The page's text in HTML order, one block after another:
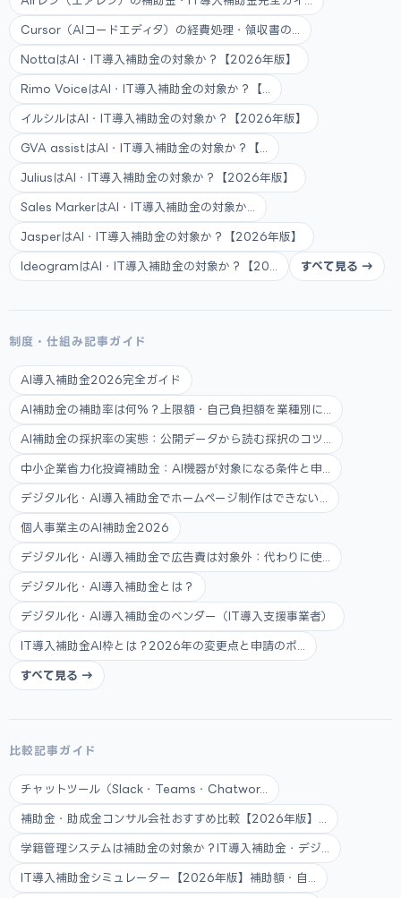
Cursor（AIコードエディタ）の経費処理・領収書の...
NottaはAI・IT導入補助金の対象か？【2026年版】
Rimo VoiceはAI・IT導入補助金の対象か？【...
イルシルはAI・IT導入補助金の対象か？【2026年版】
GVA assistはAI・IT導入補助金の対象か？【...
JuliusはAI・IT導入補助金の対象か？【2026年版】
Sales MarkerはAI・IT導入補助金の対象か...
JasperはAI・IT導入補助金の対象か？【2026年版】
IdeogramはAI・IT導入補助金の対象か？【20... すべて見る →
制度・仕組み記事ガイド
AI導入補助金2026完全ガイド
AI補助金の補助率は何%？上限額・自己負担額を業種別に...
AI補助金の採択率の実態：公開データから読む採択のコツ...
中小企業省力化投資補助金：AI機器が対象になる条件と申...
デジタル化・AI導入補助金でホームページ制作はできない...
個人事業主のAI補助金2026
デジタル化・AI導入補助金で広告費は対象外：代わりに使...
デジタル化・AI導入補助金とは？
デジタル化・AI導入補助金のベンダー（IT導入支援事業者）
IT導入補助金AI枠とは？2026年の変更点と申請のポ...
すべて見る →
比較記事ガイド
チャットツール（Slack・Teams・Chatwor...
補助金・助成金コンサル会社おすすめ比較【2026年版】...
学籍管理システムは補助金の対象か？IT導入補助金・デジ...
IT導入補助金シミュレーター【2026年版】補助額・自...